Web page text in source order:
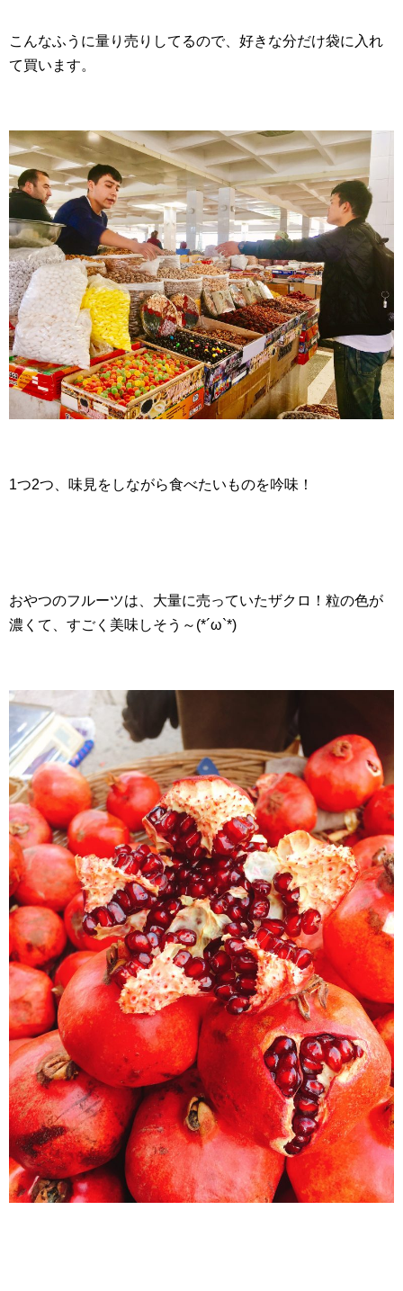
こんなふうに量り売りしてるので、好きな分だけ袋に入れ
て買います。
1つ2つ、味見をしながら食べたいものを吟味！
おやつのフルーツは、大量に売っていたザクロ！粒の色が
濃くて、すごく美味しそう～(*´ω`*)